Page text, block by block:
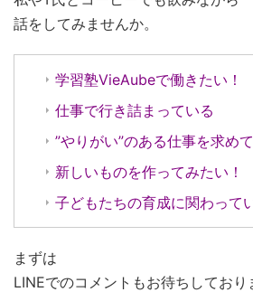
話をしてみませんか。
学習塾VieAubeで働きたい！
仕事で行き詰まっている
”やりがい”のある仕事を求め
新しいものを作ってみたい！
子どもたちの育成に関わって
まずは
LINEでのコメントもお待ちしており